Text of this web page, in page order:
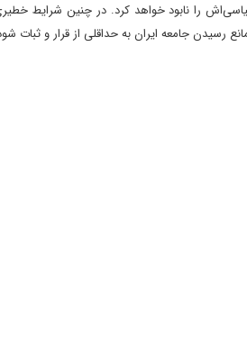
را نابود خواهد کرد. در چنین شرایط
رسیدن جامعه ایران به حداقلی از قرار و ثبات